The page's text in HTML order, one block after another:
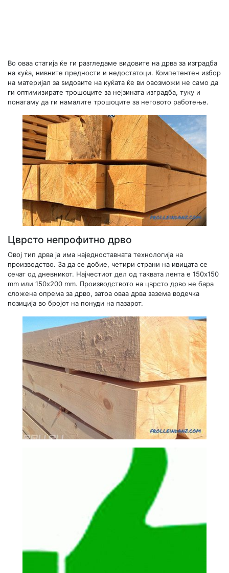
Во оваа статија ќе ги разгледаме видовите на дрва за изградба
на куќа, нивните предности и недостатоци. Компетентен избор
на материјал за ѕидовите на куќата ќе ви овозможи не само да
ги оптимизирате трошоците за нејзината изградба, туку и
понатаму да ги намалите трошоците за неговото работење.
Цврсто непрофитно дрво
Овој тип дрва ја има наједноставната технологија на
производство. За да се добие, четири страни на ивицата се
сечат од дневникот. Најчестиот дел од таквата лента е 150x150
mm или 150x200 mm. Производството на цврсто дрво не бара
сложена опрема за дрво, затоа оваа дрва зазема водечка
позиција во бројот на понуди на пазарот.